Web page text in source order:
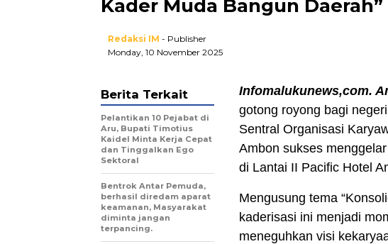
Kader Muda Bangun Daerah”
Redaksi IM - Publisher
Monday, 10 November 2025
Infomalukunews,com.
gotong royong bagi
Sentral Organisasi
Ambon sukses
di Lantai II Pacific Hotel
Mengusung tema
kaderisasi ini menjadi
meneguhkan visi
Berita Terkait
Pelantikan 10 Pejabat di
Aru, Bupati Timotius
Kaidel Minta Kerja Cepat
dan Tinggalkan Ego
Sektoral
Bentrok Antar Pemuda,
berhasil diredam aparat
keamanan, Masyarakat
diminta jangan
terpancing.